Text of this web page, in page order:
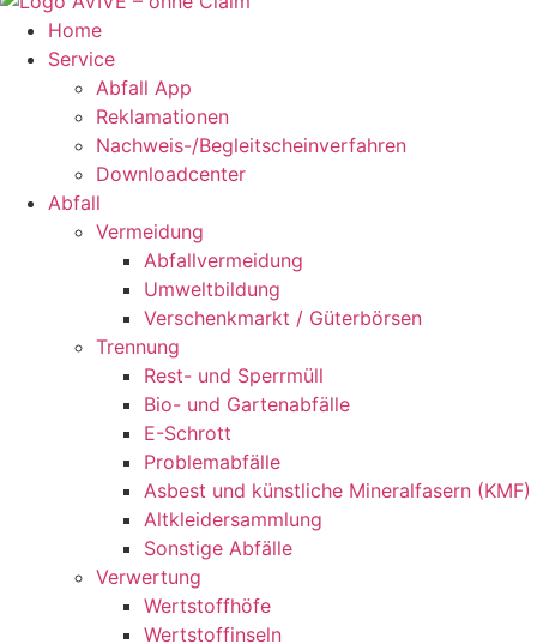
Home
Service
Abfall App
Reklamationen
Nachweis-/Begleitscheinverfahren
Downloadcenter
Abfall
Vermeidung
Abfallvermeidung
Umweltbildung
Verschenkmarkt / Güterbörsen
Trennung
Rest- und Sperrmüll
Bio- und Gartenabfälle
E-Schrott
Problemabfälle
Asbest und künstliche Mineralfasern (KMF)
Altkleidersammlung
Sonstige Abfälle
Verwertung
Wertstoffhöfe
Wertstoffinseln